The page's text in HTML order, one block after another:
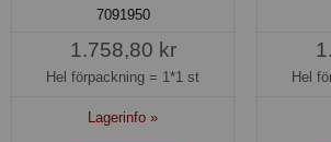
7091950
1.758,80 kr
Hel förpackning = 1*1 st
Lagerinfo »
Hel